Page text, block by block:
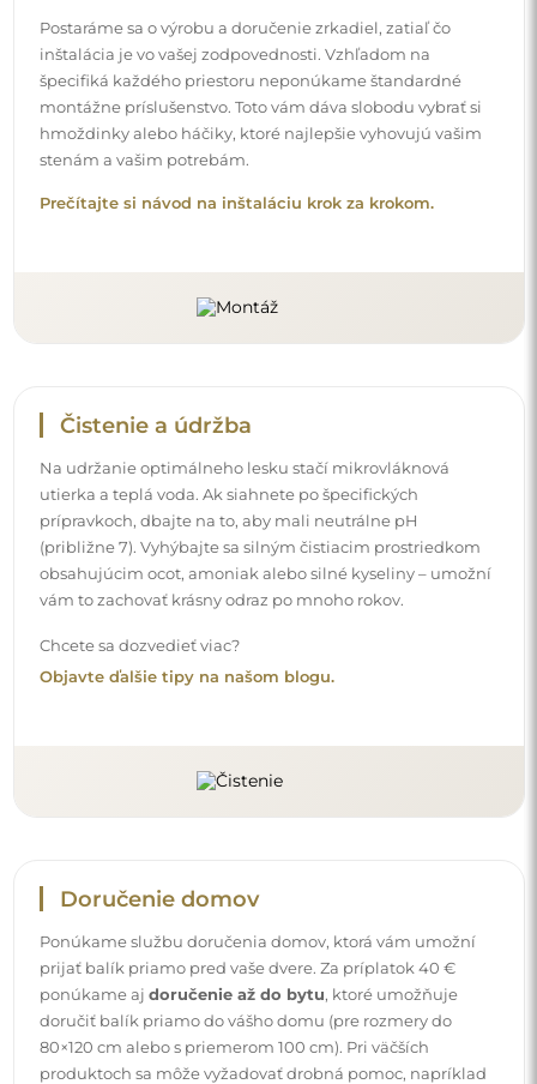
Postaráme sa o výrobu a doručenie zrkadiel, zatiaľ čo
inštalácia je vo vašej zodpovednosti. Vzhľadom na
špecifiká každého priestoru neponúkame štandardné
montážne príslušenstvo. Toto vám dáva slobodu vybrať si
hmoždinky alebo háčiky, ktoré najlepšie vyhovujú vašim
stenám a vašim potrebám.
Prečítajte si návod na inštaláciu krok za krokom.
Čistenie a údržba
Na udržanie optimálneho lesku stačí mikrovláknová
utierka a teplá voda. Ak siahnete po špecifických
prípravkoch, dbajte na to, aby mali neutrálne pH
(približne 7). Vyhýbajte sa silným čistiacim prostriedkom
obsahujúcim ocot, amoniak alebo silné kyseliny – umožní
vám to zachovať krásny odraz po mnoho rokov.
Chcete sa dozvedieť viac?
Objavte ďalšie tipy na našom blogu.
Doručenie domov
Ponúkame službu doručenia domov, ktorá vám umožní
prijať balík priamo pred vaše dvere. Za príplatok 40 €
ponúkame aj doručenie až do bytu, ktoré umožňuje
doručiť balík priamo do vášho domu (pre rozmery do
80×120 cm alebo s priemerom 100 cm). Pri väčších
produktoch sa môže vyžadovať drobná pomoc, napríklad